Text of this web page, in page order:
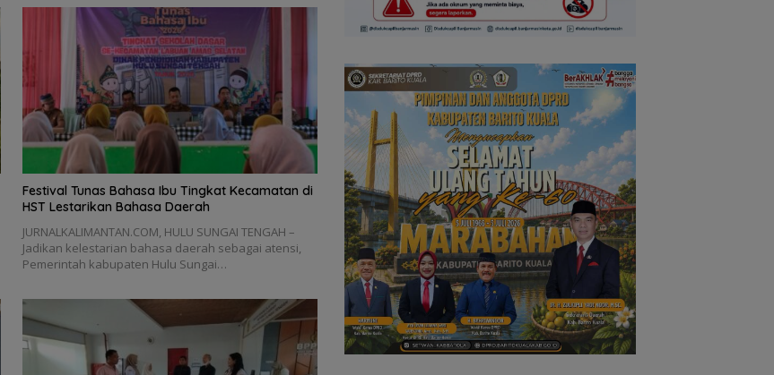
Festival Tunas Bahasa Ibu Tingkat Kecamatan di
HST Lestarikan Bahasa Daerah
JURNALKALIMANTAN.COM, HULU SUNGAI TENGAH –
Jadikan kelestarian bahasa daerah sebagai atensi,
Pemerintah kabupaten Hulu Sungai…